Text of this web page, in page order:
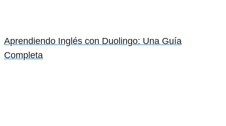
Aprendiendo Inglés con Duolingo: Una Guía
Completa